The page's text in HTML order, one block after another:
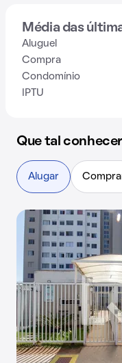
Média das
Aluguel
Compra
Condomínio
IPTU
Que tal
Alugar